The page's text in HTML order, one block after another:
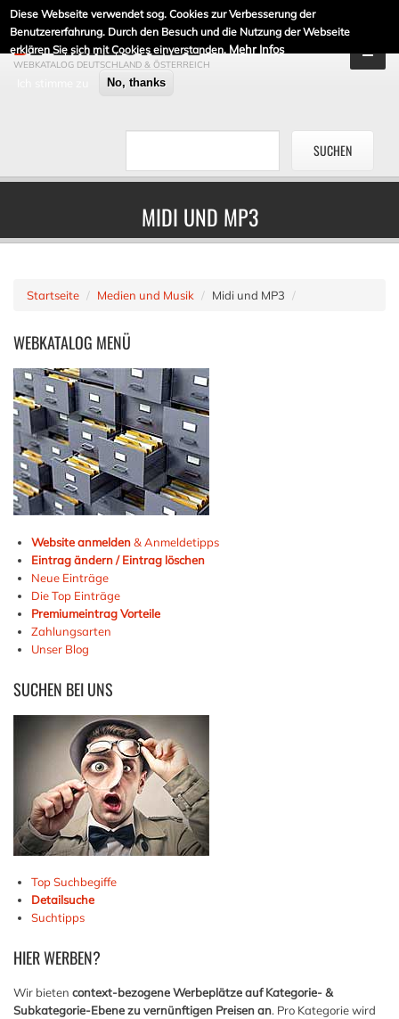
Diese Webseite verwendet sog. Cookies zur Verbesserung der
Benutzererfahrung. Durch den Besuch und die Nutzung der Webseite
erklären Sie sich mit Cookies einverstanden. Mehr Infos
No, thanks
DE-LINKLISTE.DE
WEBKATALOG DEUTSCHLAND & ÖSTERREICH
MIDI UND MP3
Startseite Medien und Musik Midi und MP3
WEBKATALOG MENÜ
Website anmelden& Anmeldetipps
Eintrag ändern / Eintrag löschen
Neue Einträge
Die Top Einträge
Premiumeintrag Vorteile
Zahlungsarten
Unser Blog
SUCHEN BEI UNS
Top Suchbegiffe
Detailsuche
Suchtipps
HIERWERBEN?
Wir bieten context-bezogene Werbeplätze auf Kategorie- &
Subkategorie-Ebene zu vernünftigen Preisen an. Pro Kategorie wird